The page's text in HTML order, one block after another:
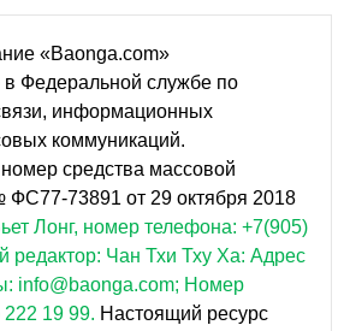
«Baonga.com»
в Федеральной службе по
информационных
коммуникаций.
средства массовой
73891 от 29 октября 2018
Лонг, номер телефона: +7(905)
редактор: Чан Тхи Тху Ха: Адрес
info@baonga.com; Номер
19 99. Настоящий ресурс